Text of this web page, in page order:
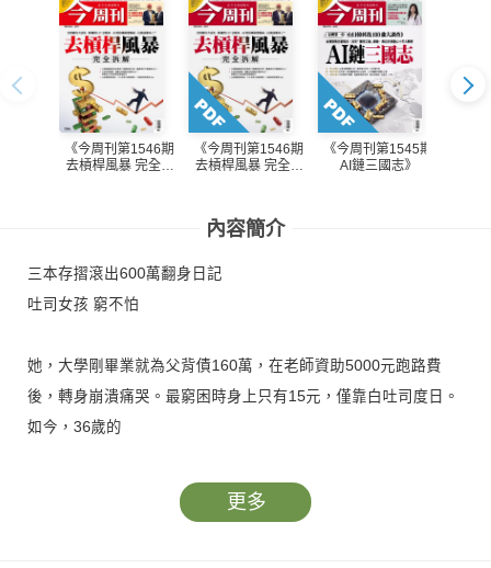
《今周刊第1546期
去槓桿風暴 完全拆
《今周刊第1546期
去槓桿風暴 完全拆
《今周刊第1545期
AI鏈三國志》
內容簡介
三本存摺滾出600萬翻身日記
吐司女孩 窮不怕
她，大學剛畢業就為父背債160萬，在老師資助5000元跑路費
後，轉身崩潰痛哭。最窮困時身上只有15元，僅靠白吐司度日。
如今，36歲的
更多